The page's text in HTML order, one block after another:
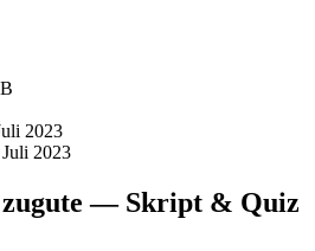
2023
Juli 2023
zugute — Skript & Quiz